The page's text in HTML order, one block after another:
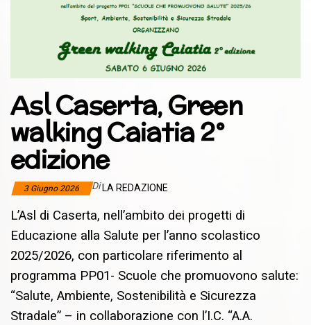
Asl Caserta, Green
walking Caiatia 2°
edizione
3 Giugno 2026 Di LA REDAZIONE
L’Asl di Caserta, nell’ambito dei progetti di
Educazione alla Salute per l’anno scolastico
2025/2026, con particolare riferimento al
programma PP01- Scuole che promuovono salute:
“Salute, Ambiente, Sostenibilità e Sicurezza
Stradale” – in collaborazione con l’I.C. “A.A.